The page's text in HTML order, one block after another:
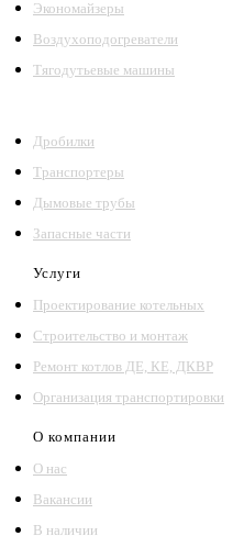
Экономайзеры
Воздухоподогреватели
Тягодутьевые машины
Дробилки
Транспортеры
Дымовые трубы
Запасные части
Услуги
Проектирование котельных
Строительство и монтаж
Ремонт котлов ДЕ, КЕ, ДКВР
Организация транспортировки
О компании
О нас
Вакансии
В наличии